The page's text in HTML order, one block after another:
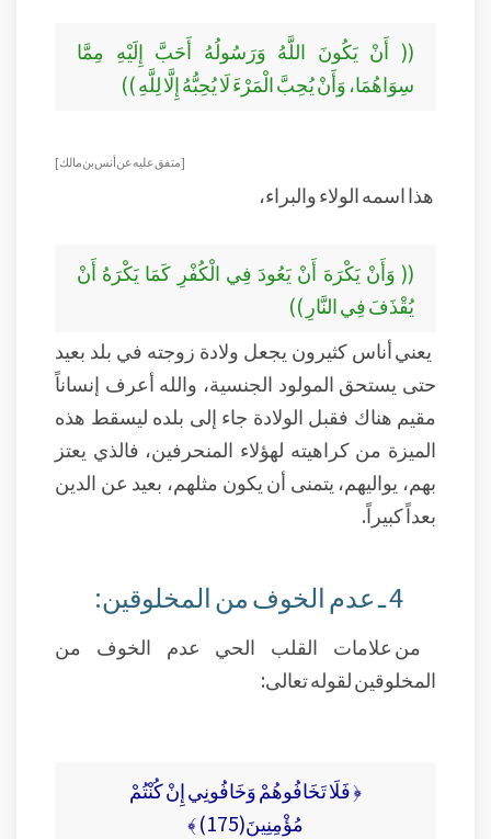
(( أَنْ يَكُونَ اللَّهُ وَرَسُولُهُ أَحَبَّ إِلَيْهِ مِمَّا
سِوَاهُمَا، وَأَنْ يُحِبَّ الْمَرْءَ لَا يُحِبُّهُ إِلَّا لِلَّهِ ))
[ متفق عليه عن أنس بن مالك ]
هذا اسمه الولاء والبراء،
(( وَأَنْ يَكْرَهَ أَنْ يَعُودَ فِي الْكُفْرِ كَمَا يَكْرَهُ أَنْ
يُقْذَفَ فِي النَّارِ ))
يعني أناس كثيرون يجعل ولادة زوجته في بلد بعيد
حتى يستحق المولود الجنسية، والله أعرف إنساناً
مقيم هناك فقبل الولادة جاء إلى بلده ليسقط هذه
الميزة من كراهيته لهؤلاء المنحرفين، فالذي يعتز
بهم، يواليهم، يتمنى أن يكون مثلهم، بعيد عن الدين
بعداً كبيراً.
4 ـ عدم الخوف من المخلوقين:
من علامات القلب الحي عدم الخوف من
المخلوقين لقوله تعالى:
﴿ فَلَا تَخَافُوهُمْ وَخَافُونِي إِنْ كُنْتُمْ
مُؤْمِنِينَ(175) ﴾